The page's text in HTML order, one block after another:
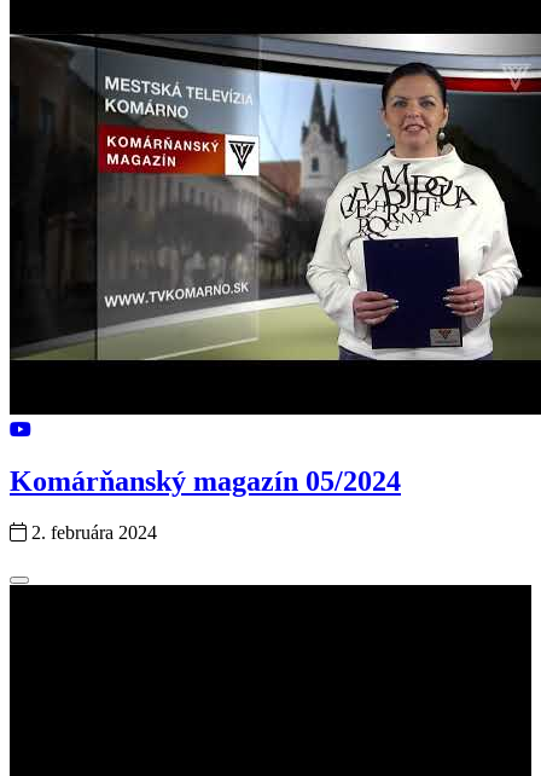
Komárňanský magazín 05/2024
2. februára 2024